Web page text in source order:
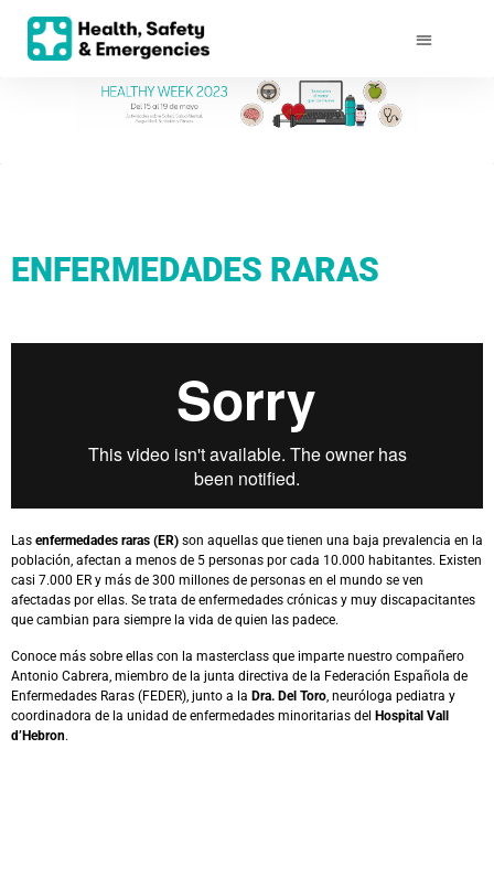
ENFERMEDADES RARAS
Las enfermedades raras (ER) son aquellas que tienen una baja prevalencia en la
población, afectan a menos de 5 personas por cada 10.000 habitantes. Existen
casi 7.000 ER y más de 300 millones de personas en el mundo se ven
afectadas por ellas. Se trata de enfermedades crónicas y muy discapacitantes
que cambian para siempre la vida de quien las padece.
Conoce más sobre ellas con la masterclass que imparte nuestro compañero
Antonio Cabrera, miembro de la junta directiva de la Federación Española de
Enfermedades Raras (FEDER), junto a la Dra. Del Toro , neuróloga pediatra y
coordinadora de la unidad de enfermedades minoritarias del Hospital Vall
d’Hebron.